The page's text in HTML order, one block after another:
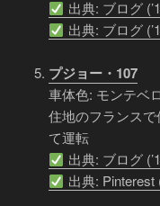
出典: ブログ
出典: ブログ
プジョー・107
車体色: モンテベ
住地のフランス
て運転
出典: ブログ
出典: Pinterest